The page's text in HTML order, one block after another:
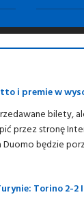
i premie w
bilety,
przez stronę
będzie
Torino 2-2